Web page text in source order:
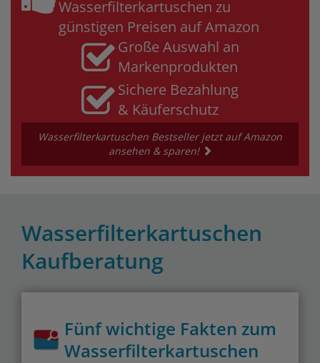
Wasserfilterkartuschen zu
günstigen Preisen auf Amazon
Große Auswahl an
Markenprodukten
Sichere Bezahlung
& Käuferschutz
Wasserfilterkartuschen Bestseller jetzt auf Amazon
ansehen & sparen!
Wasserfilterkartuschen
Kaufberatung
Fünf wichtige Fakten zum
Wasserfilterkartuschen